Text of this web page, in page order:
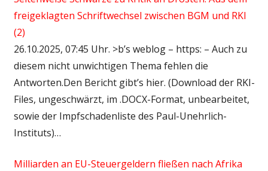
freigeklagten Schriftwechsel zwischen BGM und RKI
(2)
26.10.2025, 07:45 Uhr. >b’s weblog – https: – Auch zu
diesem nicht unwichtigen Thema fehlen die
Antworten.Den Bericht gibt’s hier. (Download der RKI-
Files, ungeschwärzt, im .DOCX-Format, unbearbeitet,
sowie der Impfschadenliste des Paul-Unehrlich-
Instituts)…
Milliarden an EU-Steuergeldern fließen nach Afrika